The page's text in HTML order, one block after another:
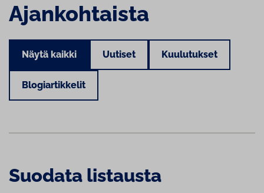
Ajankohtaista
Näytä kaikki Uutiset Kuulutukset
Blogiartikkelit
Suodata listausta